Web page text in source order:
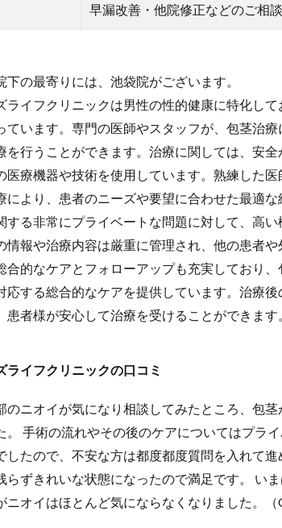
早漏改善・他院修正などのご相談
下の最寄りには、池袋院がございます。
ライフクリニックは男性の性的健康に特化し
ています。専門の医師やスタッフが、包茎治
を行うことができます。治療に関しては、安
医療機器や技術を使用しています。熟練した
により、患者のニーズや要望に合わせた最適
する非常にプライベートな問題に対して、高
情報や治療内容は厳重に管理され、他の患者
合的なケアとフォローアップも充実しており
応する総合的なケアを提供しています。治療
患者様が安心して治療を受けることができます
ライフクリニックの口コミ
のニオイが気になり相談してみたところ、包
。 手術の流れやその後のケアについてはプラ
したので、不安な方は都度都度質問を入れて
らずきれいな状態になったので満足です。 い
ニオイはほとんど気にならなくなりました。